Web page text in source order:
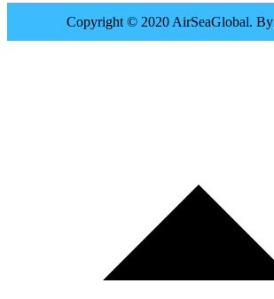
Copyright © 2020 AirSeaGlobal. By